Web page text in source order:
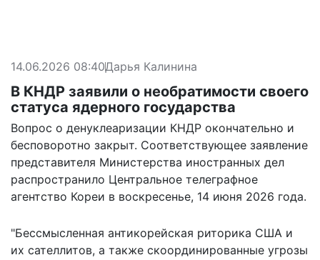
14.06.2026 08:40Дарья Калинина
В КНДР заявили о необратимости своего
статуса ядерного государства
Вопрос о денуклеаризации КНДР окончательно и
бесповоротно закрыт. Соответствующее заявление
представителя Министерства иностранных дел
распространило Центральное телеграфное
агентство Кореи в воскресенье, 14 июня 2026 года.
"Бессмысленная антикорейская риторика США и
их сателлитов, а также скоординированные угрозы